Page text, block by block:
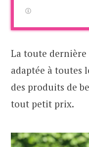
La toute dernière
adaptée à toutes
des produits de
tout petit prix.